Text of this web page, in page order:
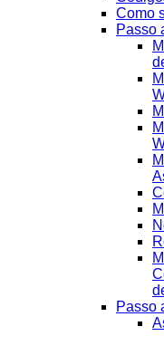
Como
Passo
Passo